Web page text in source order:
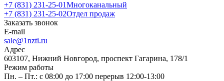
+7 (831) 231-25-01Многоканальный
+7 (831) 231-25-02Отдел продаж
Заказать звонок
E-mail
sale@1nzti.ru
Адрес
603107, Нижний Новгород, проспект Гагарина, 178/1
Режим работы
Пн. – Пт.: с 08:00 до 17:00 перерыв 12:00-13:00